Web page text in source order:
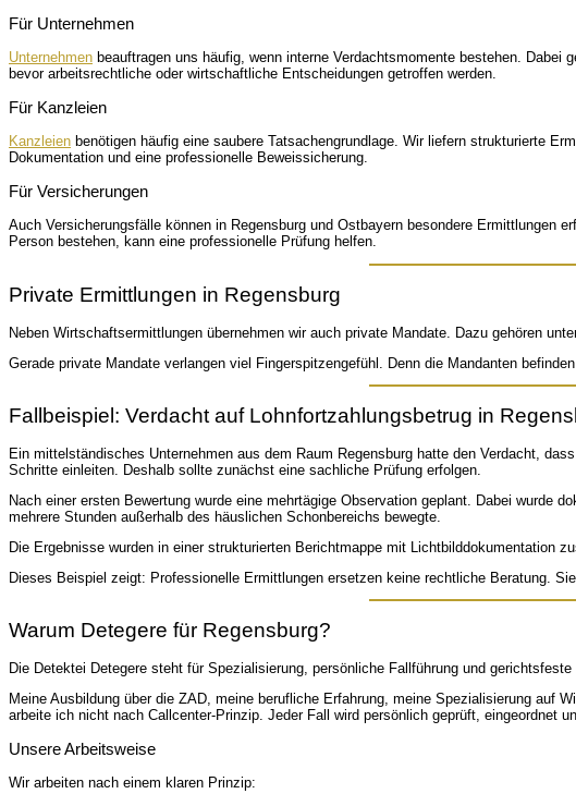
Für Unternehmen
Unternehmen beauftragen uns häufig, wenn interne Verdachtsmomente bestehen.
bevor arbeitsrechtliche oder wirtschaftliche Entscheidungen getroffen werden.
Für Kanzleien
Kanzleien benötigen häufig eine saubere Tatsachengrundlage. Wir liefern strukturierte
Dokumentation und eine professionelle Beweissicherung.
Für Versicherungen
Auch Versicherungsfälle können in Regensburg und Ostbayern besondere Ermittlungen
Person bestehen, kann eine professionelle Prüfung helfen.
Private Ermittlungen in Regensburg
Neben Wirtschaftsermittlungen übernehmen wir auch private Mandate. Dazu gehören
Gerade private Mandate verlangen viel Fingerspitzengefühl. Denn die Mandanten
Fallbeispiel: Verdacht auf Lohnfortzahlungsbetrug in
Ein mittelständisches Unternehmen aus dem Raum Regensburg hatte den Verdacht,
Schritte einleiten. Deshalb sollte zunächst eine sachliche Prüfung erfolgen.
Nach einer ersten Bewertung wurde eine mehrtägige Observation geplant. Dabei wurde
mehrere Stunden außerhalb des häuslichen Schonbereichs bewegte.
Die Ergebnisse wurden in einer strukturierten Berichtmappe mit Lichtbilddokumentation
Dieses Beispiel zeigt: Professionelle Ermittlungen ersetzen keine rechtliche Beratung.
Warum Detegere für Regensburg?
Die Detektei Detegere steht für Spezialisierung, persönliche Fallführung und
Meine Ausbildung über die ZAD, meine berufliche Erfahrung, meine Spezialisierung auf
arbeite ich nicht nach Callcenter-Prinzip. Jeder Fall wird persönlich geprüft, eingeordnet
Unsere Arbeitsweise
Wir arbeiten nach einem klaren Prinzip: